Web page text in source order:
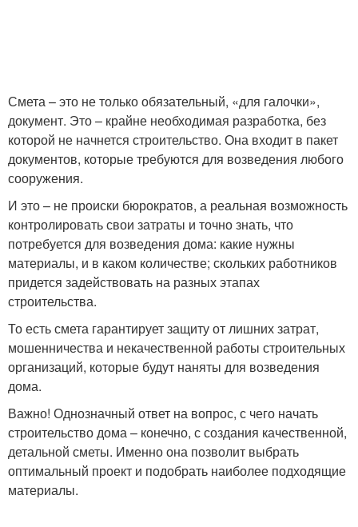
Смета – это не только обязательный, «для галочки»,
документ. Это – крайне необходимая разработка, без
которой не начнется строительство. Она входит в пакет
документов, которые требуются для возведения любого
сооружения.
И это – не происки бюрократов, а реальная возможность
контролировать свои затраты и точно знать, что
потребуется для возведения дома: какие нужны
материалы, и в каком количестве; скольких работников
придется задействовать на разных этапах
строительства.
То есть смета гарантирует защиту от лишних затрат,
мошенничества и некачественной работы строительных
организаций, которые будут наняты для возведения
дома.
Важно! Однозначный ответ на вопрос, с чего начать
строительство дома – конечно, с создания качественной,
детальной сметы. Именно она позволит выбрать
оптимальный проект и подобрать наиболее подходящие
материалы.